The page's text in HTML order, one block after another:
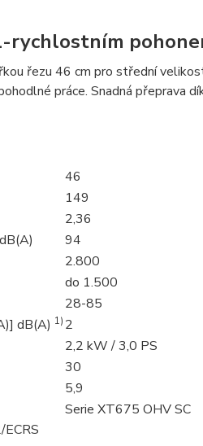
rychlostním
řezu 46 cm pro střední
práce. Snadná přeprava
46
149
2,36
94
2.800
do 1.500
28-85
dB(A) 1) 2
2,2 kW / 3,0 PS
30
5,9
Serie XT675 OHV SC